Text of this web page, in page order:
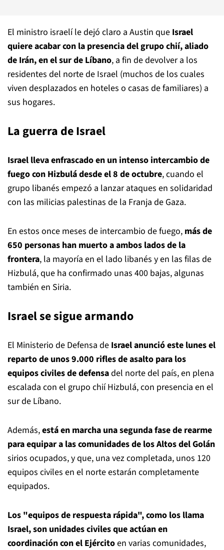
El ministro israelí le dejó claro a Austin que Israel
quiere acabar con la presencia del grupo chií, aliado
de Irán, en el sur de Líbano, a fin de devolver a los
residentes del norte de Israel (muchos de los cuales
viven desplazados en hoteles o casas de familiares) a
sus hogares.
La guerra de Israel
Israel lleva enfrascado en un intenso intercambio de
fuego con Hizbulá desde el 8 de octubre, cuando el
grupo libanés empezó a lanzar ataques en solidaridad
con las milicias palestinas de la Franja de Gaza.
En estos once meses de intercambio de fuego, más de
650 personas han muerto a ambos lados de la
frontera, la mayoría en el lado libanés y en las filas de
Hizbulá, que ha confirmado unas 400 bajas, algunas
también en Siria.
Israel se sigue armando
El Ministerio de Defensa de Israel anunció este lunes el
reparto de unos 9.000 rifles de asalto para los
equipos civiles de defensadel norte del país, en plena
escalada con el grupo chií Hizbulá, con presencia en el
sur de Líbano.
Además,está en marcha una segunda fase de rearme
para equipar a las comunidades de los Altos del Golán
sirios ocupados, y que, una vez completada, unos 120
equipos civiles en el norte estarán completamente
equipados.
Los "equipos de respuesta rápida", como los llama
Israel, son unidades civiles que actúan en
coordinación con el Ejércitoen varias comunidades,